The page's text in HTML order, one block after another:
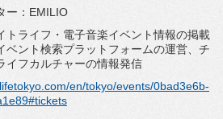
ー：EMILIO
トライフ・ 電子音楽イベント情報の掲載
ベント検索プラットフォームの運営、チ
イフカルチャーの情報発信
com/en/tokyo/events/0bad3e6b-
tickets